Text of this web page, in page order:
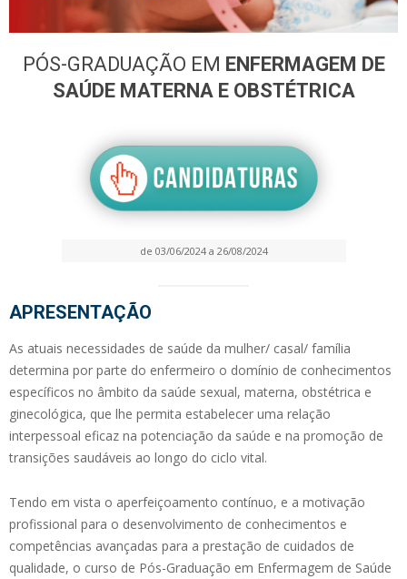
PÓS-GRADUAÇÃO EM ENFERMAGEM DE
SAÚDE MATERNA E OBSTÉTRICA
de 03/06/2024 a 26/08/2024
APRESENTAÇÃO
As atuais necessidades de saúde da mulher/ casal/ família
determina por parte do enfermeiro o domínio de conhecimentos
específicos no âmbito da saúde sexual, materna, obstétrica e
ginecológica, que lhe permita estabelecer uma relação
interpessoal eficaz na potenciação da saúde e na promoção de
transições saudáveis ao longo do ciclo vital.
Tendo em vista o aperfeiçoamento contínuo, e a motivação
profissional para o desenvolvimento de conhecimentos e
competências avançadas para a prestação de cuidados de
qualidade, o curso de Pós-Graduação em Enfermagem de Saúde